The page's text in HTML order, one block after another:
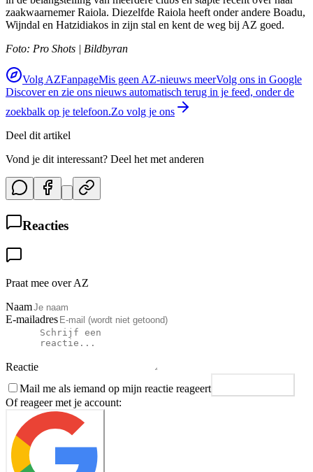
zaakwaarnemer Raiola. Diezelfde Raiola heeft onder andere Boadu,
Wijndal en Hatzidiakos in zijn stal en kent de weg bij AZ goed.
Foto: Pro Shots | Bildbyran
Volg AZFanpageMis geen AZ-nieuws meerVolg ons in Google
Discover en zie ons nieuws automatisch terug in je feed, onder de
zoekbalk op je telefoon.Zo volg je ons
Deel dit artikel
Vond je dit interessant? Deel het met anderen
Reacties
Praat mee over AZ
Naam
E-mailadres
Reactie
Mail me als iemand op mijn reactie reageert
Of reageer met je account: